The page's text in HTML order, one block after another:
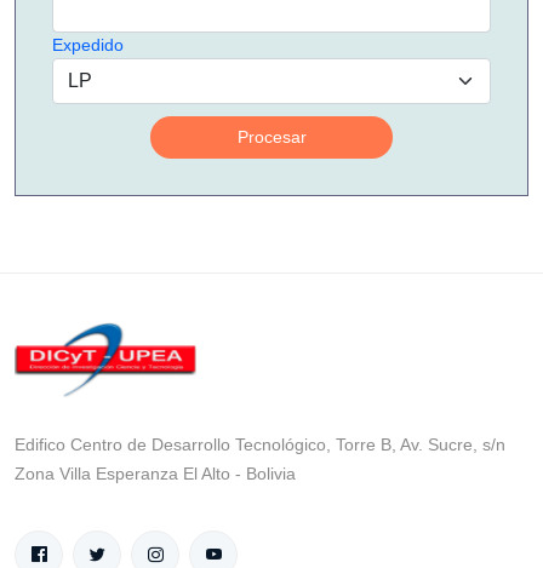
Expedido
Procesar
Edifico Centro de Desarrollo Tecnológico, Torre B, Av. Sucre, s/n
Zona Villa Esperanza El Alto - Bolivia